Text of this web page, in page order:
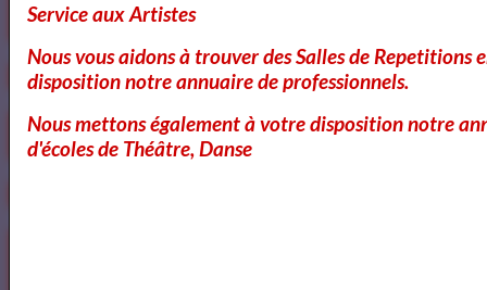
Service aux Artistes
Nous vous aidons à trouver des Salles de Repetitions
disposition notre annuaire de professionnels.
Nous mettons également à votre disposition notre
d'écoles de Théâtre, Danse